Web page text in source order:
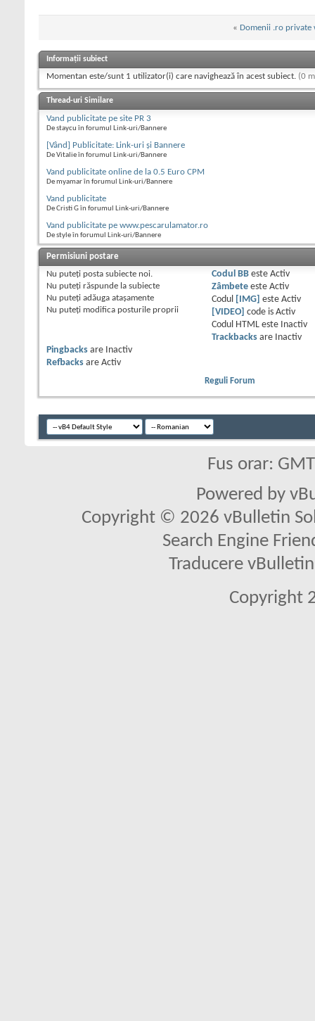
« Domenii .ro private
Informații subiect
Momentan este/sunt 1 utilizator(i) care navighează în acest subiect. (0
Thread-uri Similare
Vand publicitate pe site PR 3
De staycu în forumul Link-uri/Bannere
[Vând] Publicitate: Link-uri și Bannere
De Vitalie în forumul Link-uri/Bannere
Vand publicitate online de la 0.5 Euro CPM
De myamar în forumul Link-uri/Bannere
Vand publicitate
De Cristi G în forumul Link-uri/Bannere
Vand publicitate pe www.pescarulamator.ro
De style în forumul Link-uri/Bannere
Permisiuni postare
Nu puteţi posta subiecte noi.
Nu puteţi răspunde la subiecte
Nu puteţi adăuga ataşamente
Nu puteţi modifica posturile proprii
Codul BBeste Activ
Zâmbeteeste Activ
Codul
[IMG] este Activ
[VIDEO] code is Activ
Codul HTML este
Inactiv
Trackbacksare
Inactiv
Pingbacks are
Inactiv
Refbacks are Activ
Reguli Forum
Fus orar:
Powered by
Copyright © 2026 vBulletin
Search Engine
Traducere
Copyright